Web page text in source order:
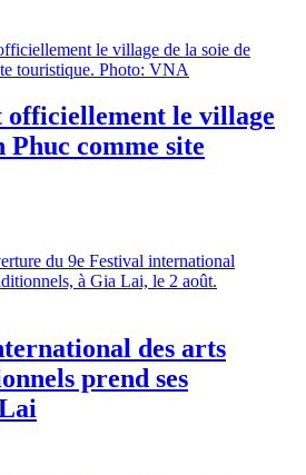
le village
Phuc comme site
des arts
prend ses